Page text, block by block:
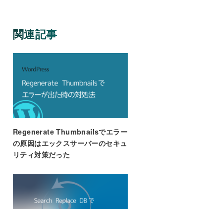
関連記事
Regenerate Thumbnailsでエラー
の原因はエックスサーバーのセキュ
リティ対策だった